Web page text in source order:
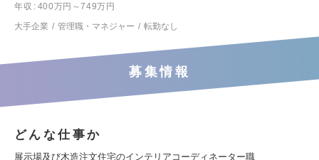
年収
400万円～749万円
大手企業
管理職・マネジャー 転勤なし
募集情報
どんな仕事か
展示場及び木造注文住宅のインテリアコーディネーター職